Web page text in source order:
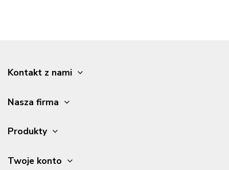
Kontakt z nami
Nasza firma
Produkty
Twoje konto